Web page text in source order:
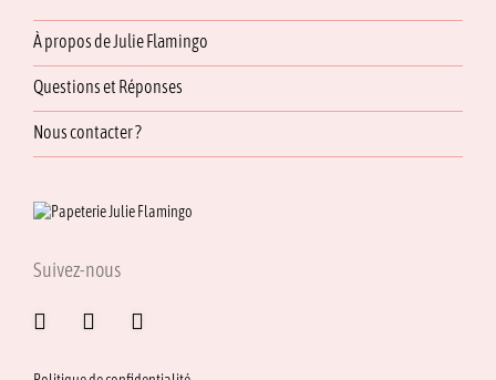
À propos de Julie Flamingo
Questions et Réponses
Nous contacter ?
Suivez-nous